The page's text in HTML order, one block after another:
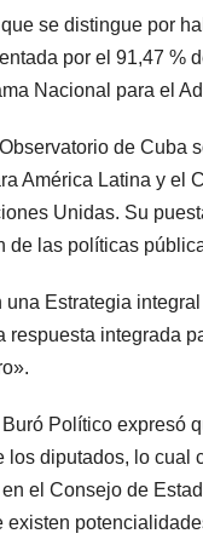
se distingue por
por el 91,47 %
Nacional para el
de Cuba
América Latina y el
Unidas. Su
de las políticas
una Estrategia
respuesta integrada
Político expresó
los diputados, lo
el Consejo de
existen